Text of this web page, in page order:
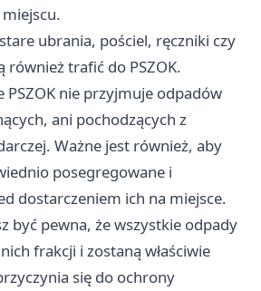
stare ubrania, pościel, ręczniki czy
również trafić do PSZOK.
PSZOK nie przyjmuje odpadów
ani pochodzących z
Ważne jest również, aby
posegregowane i
dostarczeniem ich na miejsce.
być pewna, że wszystkie odpady
frakcji i zostaną właściwie
się do ochrony